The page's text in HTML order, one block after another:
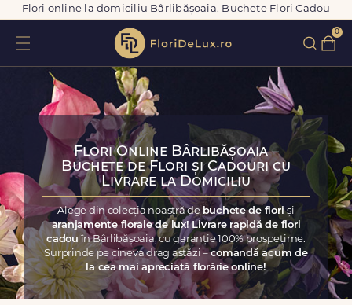
Flori online la domiciliu Bârlibășoaia. Buchete Flori Cadou
0
Flori Online Bârlibășoaia –
Buchete de Flori și Cadouri cu
Livrare la Domiciliu
Alege din colecția noastră de buchete de floriși
aranjamente florale de lux! Livrare rapidă de flori
cadou în Bârlibășoaia, cu garanție 100% prospețime.
Surprinde pe cineva drag astăzi –comandă acum de
la cea mai apreciată florărie online!